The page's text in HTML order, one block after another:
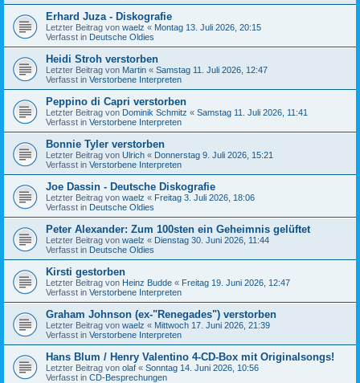
Erhard Juza - Diskografie
Letzter Beitrag von waelz « Montag 13. Juli 2026, 20:15
Verfasst in Deutsche Oldies
Heidi Stroh verstorben
Letzter Beitrag von Martin « Samstag 11. Juli 2026, 12:47
Verfasst in Verstorbene Interpreten
Peppino di Capri verstorben
Letzter Beitrag von Dominik Schmitz « Samstag 11. Juli 2026, 11:41
Verfasst in Verstorbene Interpreten
Bonnie Tyler verstorben
Letzter Beitrag von Ulrich « Donnerstag 9. Juli 2026, 15:21
Verfasst in Verstorbene Interpreten
Joe Dassin - Deutsche Diskografie
Letzter Beitrag von waelz « Freitag 3. Juli 2026, 18:06
Verfasst in Deutsche Oldies
Peter Alexander: Zum 100sten ein Geheimnis gelüftet
Letzter Beitrag von waelz « Dienstag 30. Juni 2026, 11:44
Verfasst in Deutsche Oldies
Kirsti gestorben
Letzter Beitrag von Heinz Budde « Freitag 19. Juni 2026, 12:47
Verfasst in Verstorbene Interpreten
Graham Johnson (ex-"Renegades") verstorben
Letzter Beitrag von waelz « Mittwoch 17. Juni 2026, 21:39
Verfasst in Verstorbene Interpreten
Hans Blum / Henry Valentino 4-CD-Box mit Originalsongs!
Letzter Beitrag von olaf « Sonntag 14. Juni 2026, 10:56
Verfasst in CD-Besprechungen